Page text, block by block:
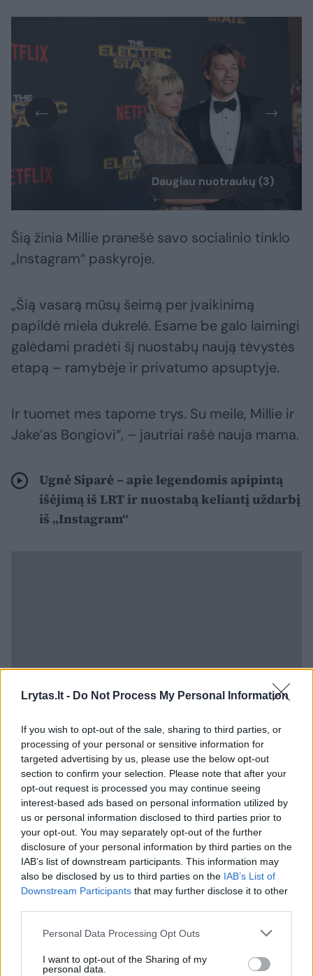
Lrytas.lt - Do Not Process My Personal Information
If you wish to opt-out of the sale, sharing to third parties, or
processing of your personal or sensitive information for
targeted advertising by us, please use the below opt-out
section to confirm your selection. Please note that after your
opt-out request is processed you may continue seeing
interest-based ads based on personal information utilized by
us or personal information disclosed to third parties prior to
your opt-out. You may separately opt-out of the further
disclosure of your personal information by third parties on the
IAB’s list of downstream participants. This information may
also be disclosed by us to third parties on the IAB’s List of
Downstream Participants that may further disclose it to other
Personal Data Processing Opt Outs
I want to opt-out of the Sharing of my
personal data.
Daugiau nuotraukų (3)
Šią žinia Millie pranešė savo socialinio tinklo
„Instagram“ paskyroje.
„Šią vasarą mūsų šeimą per įvaikinimą
papildė miela dukrelė. Esame be galo laimingi
galėdami pradėti šį nuostabų naują tėvystės
etapą – ramybėje ir privatumo apsuptyje.
Ir tuomet mes tapome trys. Su meile, Millie ir
Jake’as Bongiovi“, – jautriai rašė nauja mama.
Ugnė Siparė – apie legendomis apipintą
išėjimą iš LRT ir nuostabą keliantį uždarbį
iš „Instagram“
Pora dukrelės vardo kol kas neatskleidė,
tačiau prie žinutės pridėjo gluosnio medžio
atvaizdą, rašo BBC.
Ši naujiena pasirodė praėjus 15 mėnesių po
to, kai aktorė susituokė su Jake’u Bongiovi –
roko legendos Jono Bon Jovi 23-ejų metų
Susiję straipsniai